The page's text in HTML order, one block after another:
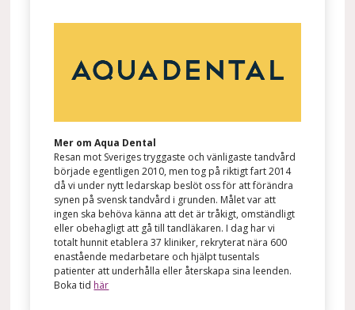
Mer om Aqua Dental
Resan mot Sveriges tryggaste och vänligaste tandvård
började egentligen 2010, men tog på riktigt fart 2014
då vi under nytt ledarskap beslöt oss för att förändra
synen på svensk tandvård i grunden. Målet var att
ingen ska behöva känna att det är tråkigt, omständligt
eller obehagligt att gå till tandläkaren. I dag har vi
totalt hunnit etablera 37 kliniker, rekryterat nära 600
enastående medarbetare och hjälpt tusentals
patienter att underhålla eller återskapa sina leenden.
Boka tid här